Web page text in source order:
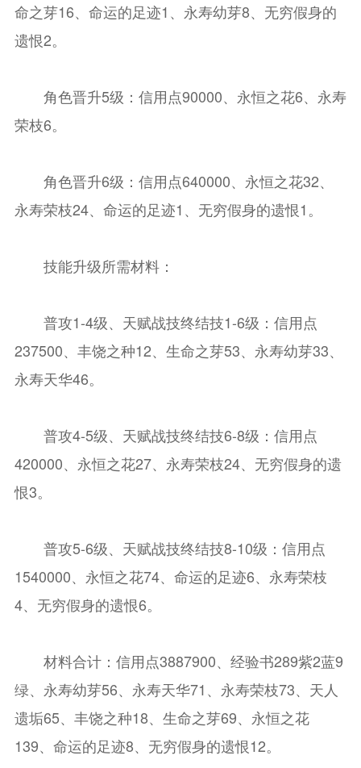
命之芽16、命运的足迹1、永寿幼芽8、无穷假身的
遗恨2。
角色晋升5级：信用点90000、永恒之花6、永寿
荣枝6。
角色晋升6级：信用点640000、永恒之花32、
永寿荣枝24、命运的足迹1、无穷假身的遗恨1。
技能升级所需材料：
普攻1-4级、天赋战技终结技1-6级：信用点
237500、丰饶之种12、生命之芽53、永寿幼芽33、
永寿天华46。
普攻4-5级、天赋战技终结技6-8级：信用点
420000、永恒之花27、永寿荣枝24、无穷假身的遗
恨3。
普攻5-6级、天赋战技终结技8-10级：信用点
1540000、永恒之花74、命运的足迹6、永寿荣枝
4、无穷假身的遗恨6。
材料合计：信用点3887900、经验书289紫2蓝9
绿、永寿幼芽56、永寿天华71、永寿荣枝73、天人
遗垢65、丰饶之种18、生命之芽69、永恒之花
139、命运的足迹8、无穷假身的遗恨12。